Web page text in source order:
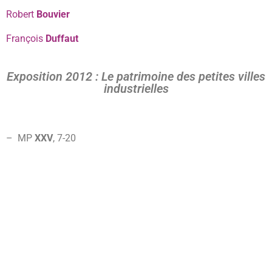
Robert Bouvier
François Duffaut
Exposition 2012 : Le patrimoine des petites villes
industrielles
– MP XXV, 7-20